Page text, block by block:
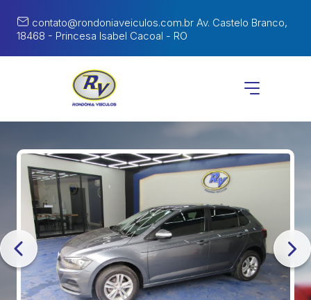
contato@rondoniaveiculos.com.br Av. Castelo Branco,
18468 - Princesa Isabel Cacoal - RO